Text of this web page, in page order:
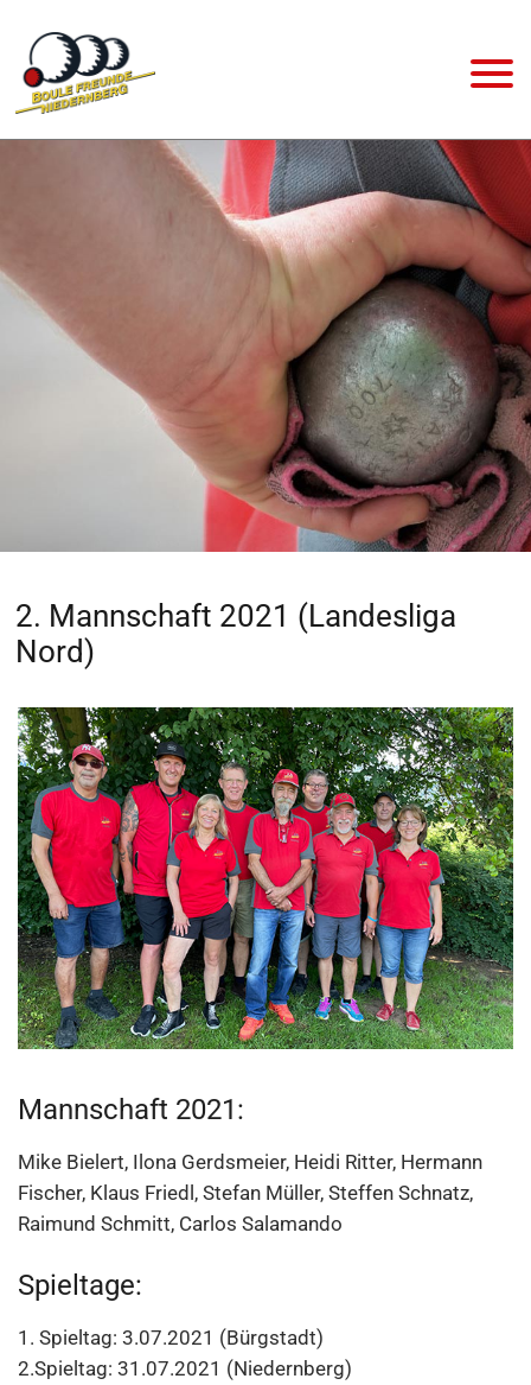
2. Mannschaft 2021 (Landesliga
Nord)
Mannschaft 2021:
Mike Bielert, Ilona Gerdsmeier, Heidi Ritter, Hermann
Fischer, Klaus Friedl, Stefan Müller, Steffen Schnatz,
Raimund Schmitt, Carlos Salamando
Spieltage:
1. Spieltag: 3.07.2021 (Bürgstadt)
2.Spieltag: 31.07.2021 (Niedernberg)